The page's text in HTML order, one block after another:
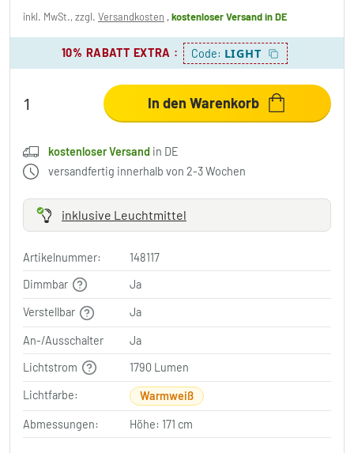
inkl. MwSt., zzgl. Versandkosten ,kostenloser Versandin DE
10% RABATT EXTRA : Code: LIGHT
In den Warenkorb
kostenloser Versand in DE
versandfertig innerhalb von 2-3 Wochen
inklusive Leuchtmittel
Artikelnummer:
148117
Dimmbar
Ja
Verstellbar Ja
An-/Ausschalter
Ja
Lichtstrom
1790 Lumen
Lichtfarbe: Warmweiß
Abmessungen: Höhe: 171 cm